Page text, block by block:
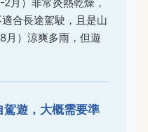
合長途駕駛，且是山
月）涼爽多雨，但遊
遊，大概需要準